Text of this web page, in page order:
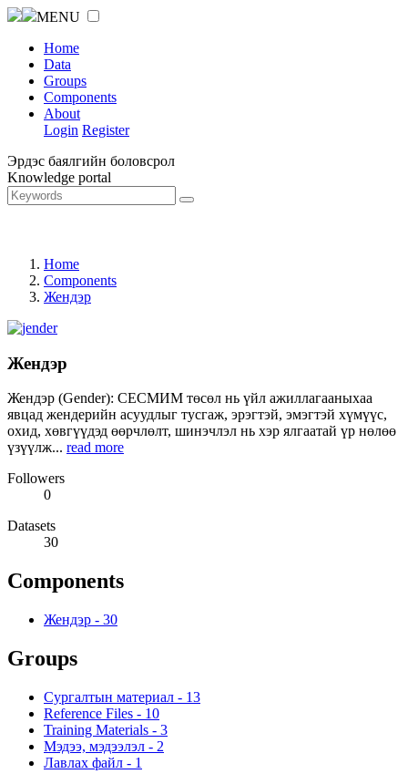
MENU
Home
Data
Groups
Components
About
Login Register
Эрдэс баялгийн боловсрол
Knowledge portal
Home
Components
Жендэр
Жендэр
Жендэр (Gender): СЕСМИМ төсөл нь үйл ажиллагааныхаа
явцад жендерийн асуудлыг тусгаж, эрэгтэй, эмэгтэй хүмүүс,
охид, хөвгүүдэд өөрчлөлт, шинэчлэл нь хэр ялгаатай үр нөлөө
үзүүлж... read more
Followers
0
Datasets
30
Components
Жендэр - 30
Groups
Сургалтын материал - 13
Reference Files - 10
Training Materials - 3
Мэдээ, мэдээлэл - 2
Лавлах файл - 1